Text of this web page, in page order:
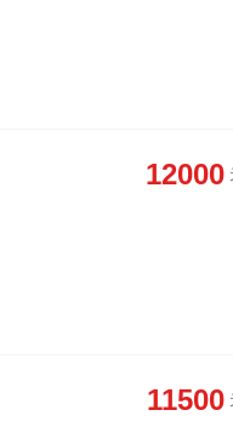
12000
11500